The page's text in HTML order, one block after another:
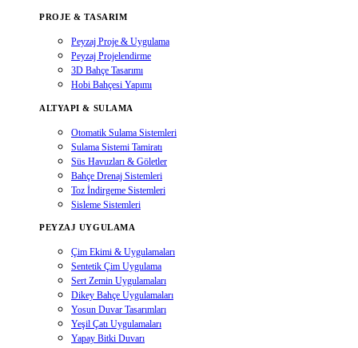
PROJE & TASARIM
Peyzaj Proje & Uygulama
Peyzaj Projelendirme
3D Bahçe Tasarımı
Hobi Bahçesi Yapımı
ALTYAPI & SULAMA
Otomatik Sulama Sistemleri
Sulama Sistemi Tamiratı
Süs Havuzları & Göletler
Bahçe Drenaj Sistemleri
Toz İndirgeme Sistemleri
Sisleme Sistemleri
PEYZAJ UYGULAMA
Çim Ekimi & Uygulamaları
Sentetik Çim Uygulama
Sert Zemin Uygulamaları
Dikey Bahçe Uygulamaları
Yosun Duvar Tasarımları
Yeşil Çatı Uygulamaları
Yapay Bitki Duvarı